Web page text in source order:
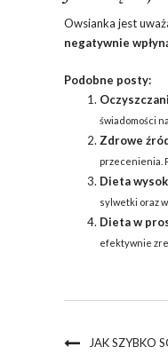
Owsianka jest
negatywnie
Podobne posty:
świadomości
Zdrowe
przecenienia.
Dieta
sylwetki oraz
Dieta w
efektywnie
JAK SZYBKO